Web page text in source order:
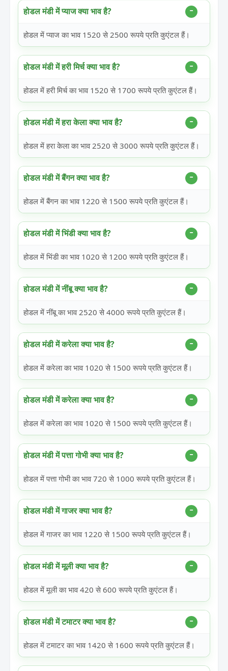
होडल मंडी में प्याज क्या भाव है?
होडल में प्याज का भाव 1520 से 2500 रूपये प्रति कुएंटल हैं।
होडल मंडी में हरी मिर्च क्या भाव है?
होडल में हरी मिर्च का भाव 1520 से 1700 रूपये प्रति कुएंटल हैं।
होडल मंडी में हरा केला क्या भाव है?
होडल में हरा केला का भाव 2520 से 3000 रूपये प्रति कुएंटल हैं।
होडल मंडी में बैंगन क्या भाव है?
होडल में बैंगन का भाव 1220 से 1500 रूपये प्रति कुएंटल हैं।
होडल मंडी में भिंडी क्या भाव है?
होडल में भिंडी का भाव 1020 से 1200 रूपये प्रति कुएंटल हैं।
होडल मंडी में नींबू क्या भाव है?
होडल में नींबू का भाव 2520 से 4000 रूपये प्रति कुएंटल हैं।
होडल मंडी में करेला क्या भाव है?
होडल में करेला का भाव 1020 से 1500 रूपये प्रति कुएंटल हैं।
होडल मंडी में करेला क्या भाव है?
होडल में करेला का भाव 1020 से 1500 रूपये प्रति कुएंटल हैं।
होडल मंडी में पत्ता गोभी क्या भाव है?
होडल में पत्ता गोभी का भाव 720 से 1000 रूपये प्रति कुएंटल हैं।
होडल मंडी में गाजर क्या भाव है?
होडल में गाजर का भाव 1220 से 1500 रूपये प्रति कुएंटल हैं।
होडल मंडी में मूली क्या भाव है?
होडल में मूली का भाव 420 से 600 रूपये प्रति कुएंटल हैं।
होडल मंडी में टमाटर क्या भाव है?
होडल में टमाटर का भाव 1420 से 1600 रूपये प्रति कुएंटल हैं।